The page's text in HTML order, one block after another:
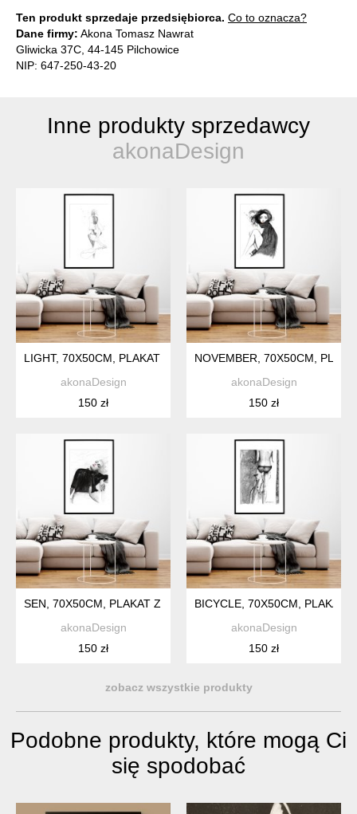
Ten produkt sprzedaje przedsiębiorca. Co to oznacza?
Dane firmy: Akona Tomasz Nawrat
Gliwicka 37C, 44-145 Pilchowice
NIP: 647-250-43-20
Inne produkty sprzedawcy
akonaDesign
LIGHT, 70X50CM, PLAKAT Z AUTORSKIEJ AKWARELI
akonaDesign
150 zł
NOVEMBER, 70X50CM,
akonaDesign
150 zł
SEN, 70X50CM, PLAKAT Z AUTORSKIEJ AKWARELI
akonaDesign
150 zł
BICYCLE, 70X50CM, PLAKAT
akonaDesign
150 zł
zobacz wszystkie produkty
Podobne produkty, które mogą Ci
się spodobać